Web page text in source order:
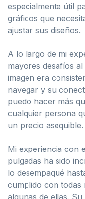
especialmente útil
gráficos que
ajustar sus diseños.
A lo largo de mi
mayores desafíos
imagen era
navegar y su
puedo hacer más
cualquier persona
un precio asequible.
Mi experiencia con
pulgadas ha sido
lo desempaqué
cumplido con todas
algunas de ellas.